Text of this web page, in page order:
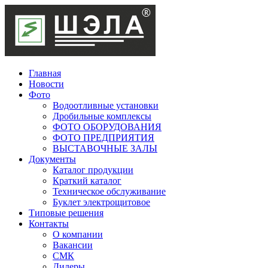
Главная
Новости
Фото
Водоотливные установки
Дробильные комплексы
ФОТО ОБОРУДОВАНИЯ
ФОТО ПРЕДПРИЯТИЯ
ВЫСТАВОЧНЫЕ ЗАЛЫ
Документы
Каталог продукции
Краткий каталог
Техническое обслуживание
Буклет электрощитовое
Типовые решения
Контакты
О компании
Вакансии
СМК